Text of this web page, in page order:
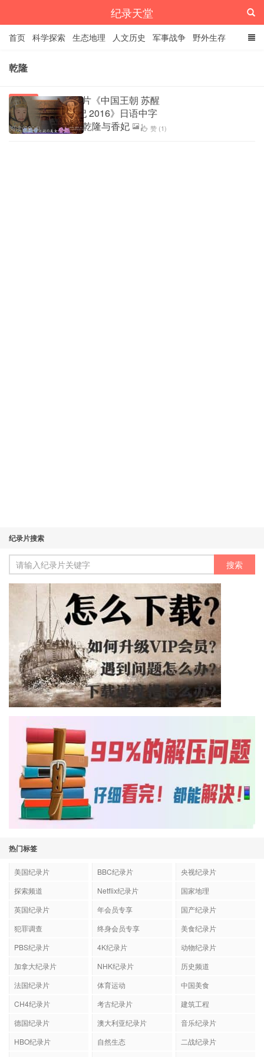
纪录天堂
首页 科学探索 生态地理 人文历史 军事战争 野外生存
经典纪录
乾隆
人文历史
NHK纪录片《中国王朝 苏醒
的传说 乾隆与香妃 2016》日语中字
720P/MKV/865M 乾隆与香妃
1
阅读(3604) 赞 (1)
纪录片搜索
热门标签
美国纪录片 BBC纪录片
央视纪录片
探索频道
Netflix纪录片
国家地理
英国纪录片
年会员专享
国产纪录片
犯罪调查
终身会员专享
美食纪录片
PBS纪录片
4K纪录片
动物纪录片
加拿大纪录片
NHK纪录片
历史频道
法国纪录片
体育运动
中国美食
CH4纪录片
考古纪录片
建筑工程
德国纪录片
澳大利亚纪录片
音乐纪录片
HBO纪录片
自然生态
二战纪录片